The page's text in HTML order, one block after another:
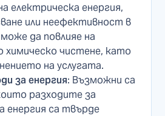
електрическа енергия,
или неефективност в
да повлияе на
химическо чистене, като
на услугата.
за енергия: Възможни са
разходите за
енергия са твърде